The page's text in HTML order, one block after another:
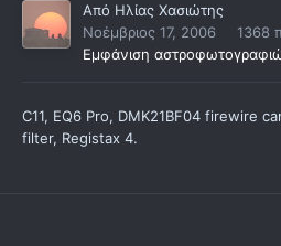
Από Ηλίας Χασιώτης
Νοέμβριος 17, 2006
1368
Εμφάνιση
C11, EQ6 Pro, DMK21BF04 firewire
filter, Registax 4.